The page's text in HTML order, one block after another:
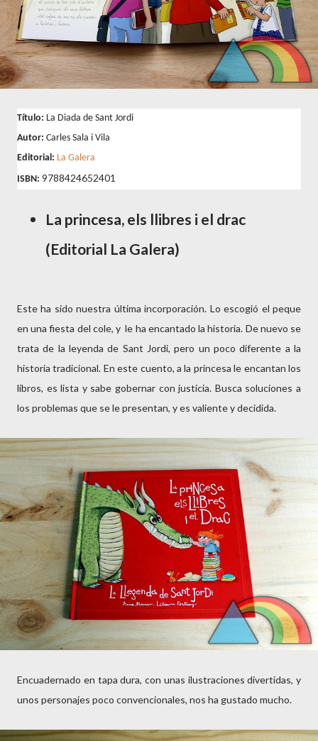
Título: La Diada de Sant Jordi
Autor: Carles Sala i Vila
Editorial: La Galera
ISBN: 9788424652401
La princesa, els llibres i el drac
(Editorial La Galera)
Este ha sido nuestra última incorporación. Lo escogió el peque
en una fiesta del cole, y le ha encantado la historia. De nuevo se
trata de la leyenda de Sant Jordi, pero un poco diferente a la
historia tradicional. En este cuento, a la princesa le encantan los
libros, es lista y sabe gobernar con justicia. Busca soluciones a
los problemas que se le presentan, y es valiente y decidida.
Encuadernado en tapa dura, con unas ilustraciones divertidas, y
unos personajes poco convencionales, nos ha gustado mucho.